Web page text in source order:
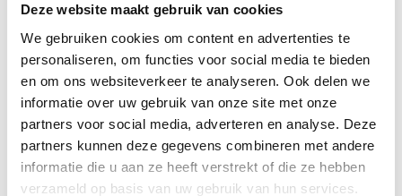
Deze website maakt gebruik van cookies
We gebruiken cookies om content en advertenties te
personaliseren, om functies voor social media te bieden
en om ons websiteverkeer te analyseren. Ook delen we
informatie over uw gebruik van onze site met onze
partners voor social media, adverteren en analyse. Deze
partners kunnen deze gegevens combineren met andere
informatie die u aan ze heeft verstrekt of die ze hebben
verzameld op basis van uw gebruik van hun services.
Meest gebruikte houtsoort bij het koud roken
Milde rooksmaak die bij alles past
Hoe gebruik je rookmot?
Koud roken wordt extra makkelijk gemaakt door gebruik te maken van
de speciale
Generatorvoor koud roken. Rookmot kan ook worden
gebruikt bij het warm roken in een rookpan, rookoven of
Smoker Box
In een rookoven of smoker wordt de rookmot over het gloeiende hout
gestrooid. Dit zorgt ervoor dat de vlam dooft en de rookmot gaat roken.